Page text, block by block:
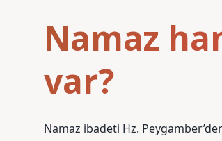
Namaz
var?
Namaz ibadeti Hz.